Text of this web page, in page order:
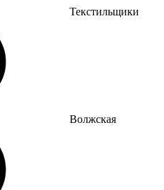
Текстильщики
Волжская